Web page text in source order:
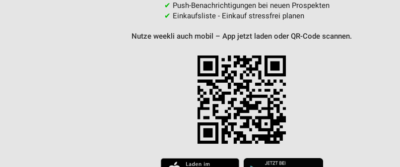
✔ Push-Benachrichtigungen bei neuen Prospekten
✔ Einkaufsliste - Einkauf stressfrei planen
Nutze weekli auch mobil – App jetzt laden oder QR-Code scannen.
Verwendung reduzierter Daten zur Auswahl von Inhalten
Geräte anhand von aktiv angeforderten Informationen identifizieren